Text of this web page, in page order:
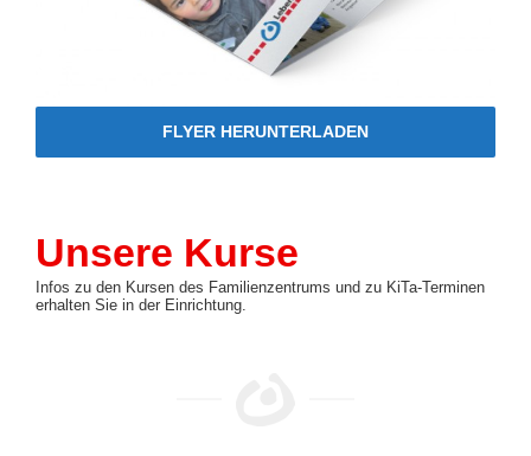
FLY­ER HER­UN­TER­LA­DEN
Unsere Kurse
Infos zu den Kursen des Familienzentrums und zu KiTa-Terminen
erhalten Sie in der Einrichtung.